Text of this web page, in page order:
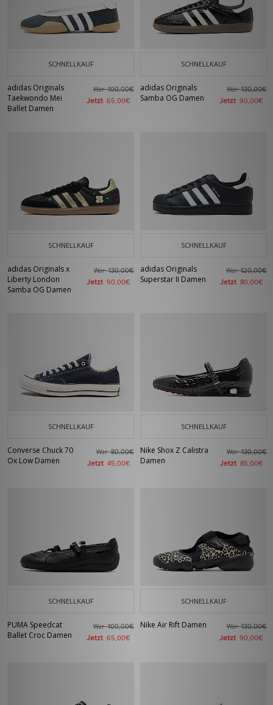
SCHNELLKAUF
adidas Originals
Taekwondo Mei
Ballet Damen
War100,00€
Jetzt 65,00€
SCHNELLKAUF
adidas Originals
Samba OG Damen
War130,00€
Jetzt 90,00€
SCHNELLKAUF
adidas Originals x
Liberty London
Samba OG Damen
War130,00€
Jetzt 90,00€
SCHNELLKAUF
adidas Originals
Superstar II Damen
War120,00€
Jetzt 80,00€
SCHNELLKAUF
Converse Chuck 70
Ox Low Damen
War80,00€
Jetzt 45,00€
SCHNELLKAUF
Nike Shox Z Calistra
Damen
War130,00€
Jetzt 85,00€
SCHNELLKAUF
PUMA Speedcat
Ballet Croc Damen
War100,00€
Jetzt 65,00€
SCHNELLKAUF
Nike Air Rift Damen War130,00€
Jetzt 90,00€